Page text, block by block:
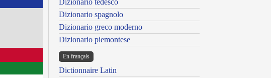
Dizionario tedesco
Dizionario spagnolo
Dizionario greco moderno
Dizionario piemontese
En français
Dictionnaire Latin